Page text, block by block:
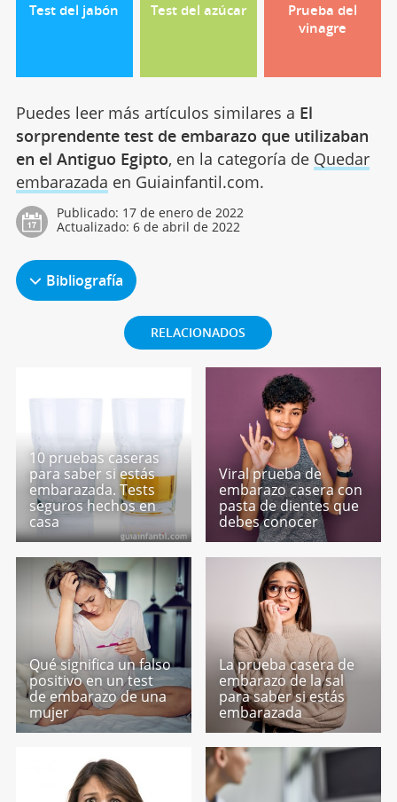
Test del jabón Test del azúcar
Prueba del
vinagre
Puedes leer más artículos similares a El
sorprendente test de embarazo que utilizaban
en el Antiguo Egipto, en la categoría de Quedar
embarazada en Guiainfantil.com.
Publicado: 17 de enero de 2022
Actualizado: 6 de abril de 2022
Bibliografía
RELACIONADOS
10 pruebas caseras
para saber si estás
embarazada. Tests
seguros hechos en
casa
Viral prueba de
embarazo casera con
pasta de dientes que
debes conocer
Qué significa un falso
positivo en un test
de embarazo de una
mujer
La prueba casera de
embarazo de la sal
para saber si estás
embarazada